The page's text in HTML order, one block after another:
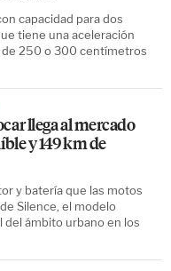
capacidad para dos
tiene una aceleración
de 250 o 300 centímetros
llega al mercado
y 149 km de
y batería que las motos
Silence, el modelo
ámbito urbano en los